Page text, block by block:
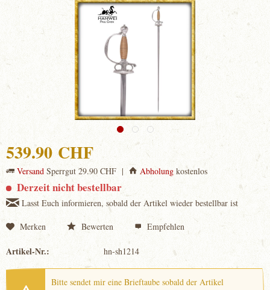
539.90 CHF
Versand Sperrgut 29.90 CHF | Abholungkostenlos
Derzeit nicht bestellbar
Lasst Euch informieren, sobald der Artikel wieder bestellbar ist
Merken Bewerten Empfehlen
Artikel-Nr.: hn-sh1214
Bitte sendet mir eine Brieftaube sobald der Artikel